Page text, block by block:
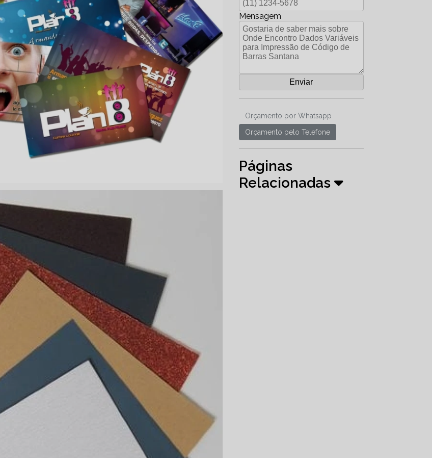
Mensagem
Orçamento por Whatsapp
Orçamento pelo Telefone
Páginas
Relacionadas